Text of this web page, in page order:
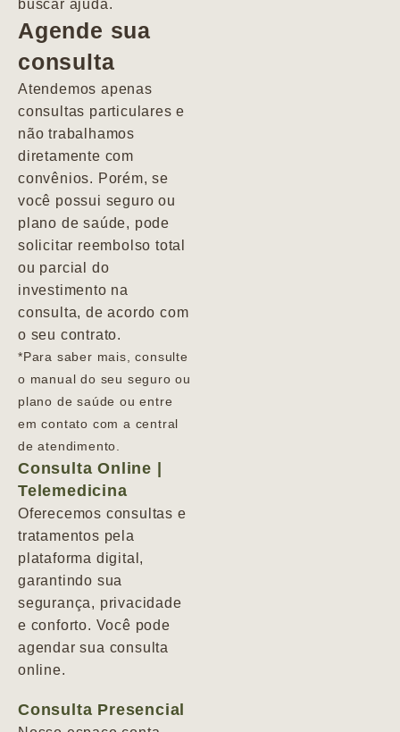
buscar ajuda.
Agende sua
consulta
Atendemos apenas
consultas particulares e
não trabalhamos
diretamente com
convênios. Porém, se
você possui seguro ou
plano de saúde, pode
solicitar reembolso total
ou parcial do
investimento na
consulta, de acordo com
o seu contrato.
*Para saber mais, consulte
o manual do seu seguro ou
plano de saúde ou entre
em contato com a central
de atendimento.
Consulta Online |
Telemedicina
Oferecemos consultas e
tratamentos pela
plataforma digital,
garantindo sua
segurança, privacidade
e conforto. Você pode
agendar sua consulta
online.
Consulta Presencial